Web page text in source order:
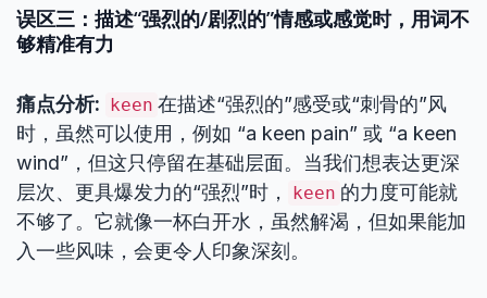
误区三：描述“强烈的/剧烈的”情感或感觉时，用词不
够精准有力
痛点分析: keen 在描述“强烈的”感受或“刺骨的”风
时，虽然可以使用，例如 “a keen pain” 或 “a keen
wind”，但这只停留在基础层面。当我们想表达更深
层次、更具爆发力的“强烈”时，
keen 的力度可能就
不够了。它就像一杯白开水，虽然解渴，但如果能加
入一些风味，会更令人印象深刻。